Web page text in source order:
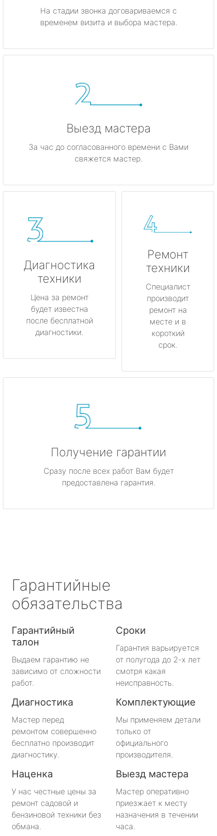
На стадии звонка договариваемся с
временем визита и выбора мастера.
Выезд мастера
За час до согласованного времени с Вами
свяжется мастер.
Диагностика
техники
Цена за ремонт
будет известна
после бесплатной
диагностики.
Ремонт
техники
Специалист
производит
ремонт на
месте и в
короткий
срок.
Получение гарантии
Сразу после всех работ Вам будет
предоставлена гарантия.
Гарантийные
обязательства
Гарантийный
талон
Выдаем гарантию не
зависимо от сложности
работ.
Сроки
Гарантия варьируется
от полугода до 2-х лет
смотря какая
неисправность.
Диагностика
Мастер перед
ремонтом совершенно
бесплатно производит
диагностику.
Комплектующие
Мы применяем детали
только от
официального
производителя.
Наценка
У нас честные цены за
ремонт садовой и
бензиновой техники без
обмана.
Выезд мастера
Мастер оперативно
приезжает к месту
назначения в течении
часа.